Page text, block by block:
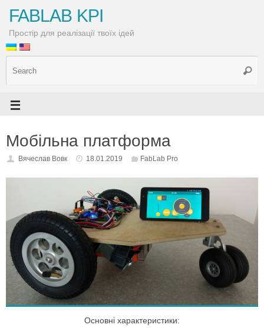
FABLAB KPI
Простір для реалізації твоїх ідей
Мобільна платформа
Вячеслав Вовк 18.01.2019 FabLab Pro
Основні характеристики: